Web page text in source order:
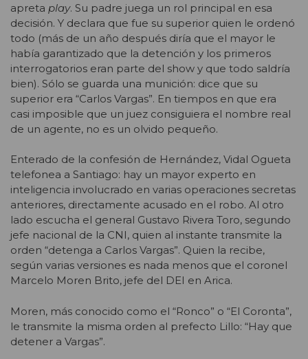
apreta play. Su padre juega un rol principal en esa
decisión. Y declara que fue su superior quien le ordenó
todo (más de un año después diría que el mayor le
había garantizado que la detención y los primeros
interrogatorios eran parte del show y que todo saldría
bien). Sólo se guarda una munición: dice que su
superior era “Carlos Vargas”. En tiempos en que era
casi imposible que un juez consiguiera el nombre real
de un agente, no es un olvido pequeño.
Enterado de la confesión de Hernández, Vidal Ogueta
telefonea a Santiago: hay un mayor experto en
inteligencia involucrado en varias operaciones secretas
anteriores, directamente acusado en el robo. Al otro
lado escucha el general Gustavo Rivera Toro, segundo
jefe nacional de la CNI, quien al instante transmite la
orden “detenga a Carlos Vargas”. Quien la recibe,
según varias versiones es nada menos que el coronel
Marcelo Moren Brito, jefe del DEI en Arica.
Moren, más conocido como el “Ronco” o “El Coronta”,
le transmite la misma orden al prefecto Lillo: “Hay que
detener a Vargas”.